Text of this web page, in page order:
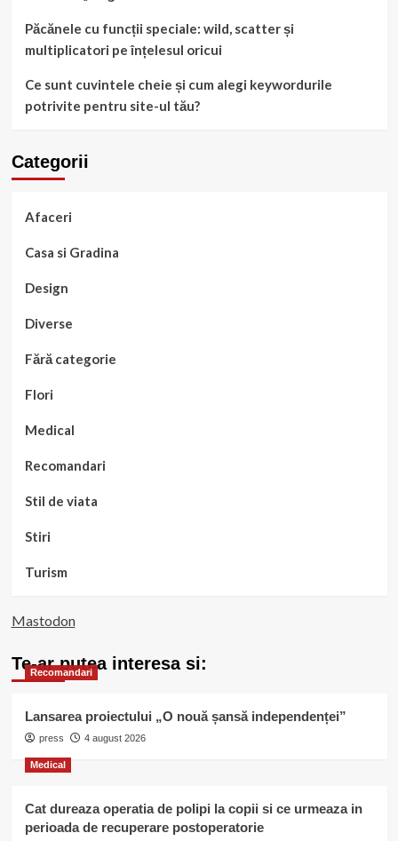
Păcănele cu funcții speciale: wild, scatter și
multiplicatori pe înțelesul oricui
Ce sunt cuvintele cheie și cum alegi keywordurile
potrivite pentru site-ul tău?
Categorii
Afaceri
Casa si Gradina
Design
Diverse
Fără categorie
Flori
Medical
Recomandari
Stil de viata
Stiri
Turism
Mastodon
Te-ar putea interesa si:
Recomandari
Lansarea proiectului „O nouă șansă independenței”
press 4 august 2026
Medical
Cat dureaza operatia de polipi la copii si ce urmeaza in
perioada de recuperare postoperatorie